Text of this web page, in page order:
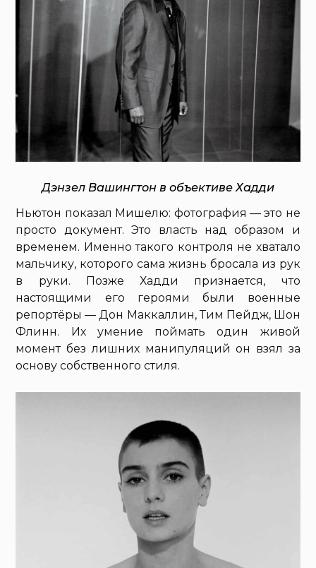
Дэнзел Вашингтон в объективе Хадди
Ньютон показал Мишелю: фотография — это не
просто документ. Это власть над образом и
временем. Именно такого контроля не хватало
мальчику, которого сама жизнь бросала из рук
в руки. Позже Хадди признается, что
настоящими его героями были военные
репортёры — Дон Маккаллин, Тим Пейдж, Шон
Флинн. Их умение поймать один живой
момент без лишних манипуляций он взял за
основу собственного стиля.